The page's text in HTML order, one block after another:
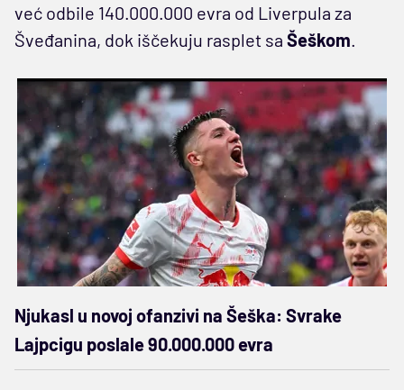
već odbile 140.000.000 evra od Liverpula za
Šveđanina, dok iščekuju rasplet sa Šeškom.
Njukasl u novoj ofanzivi na Šeška: Svrake
Lajpcigu poslale 90.000.000 evra